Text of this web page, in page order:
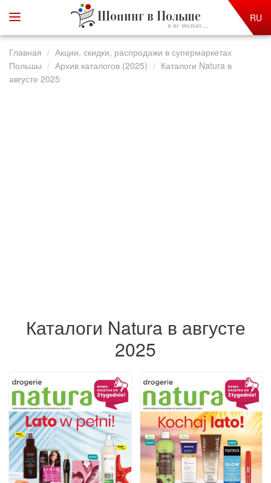
Шопинг в Польше
и не только ...
RU
Главная
Акции, скидки, распродажи в супермаркетах
Польшы
Архив каталогов (2025)
Каталоги Natura в
августе 2025
Каталоги Natura в августе
2025